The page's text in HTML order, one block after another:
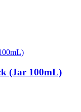
(Jar 100mL)